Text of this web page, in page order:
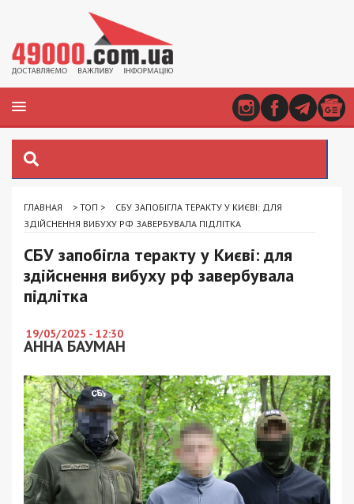
ГЛАВНАЯ > ТОП >
СБУ ЗАПОБІГЛА ТЕРАКТУ У КИЄВІ: ДЛЯ
ЗДІЙСНЕННЯ ВИБУХУ РФ ЗАВЕРБУВАЛА ПІДЛІТКА
СБУ запобігла теракту у Києві: для
здійснення вибуху рф завербувала
підлітка
19/05/2025 - 12:30
АННА БАУМАН